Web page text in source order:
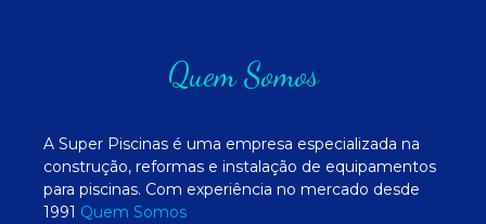
Quem Somos
A Super Piscinas é uma empresa especializada na
construção, reformas e instalação de equipamentos
para piscinas. Com experiência no mercado desde
1991 Quem Somos